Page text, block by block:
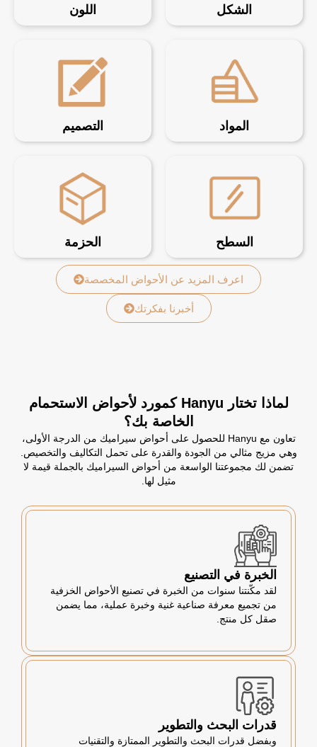
الشكل اللون
المواد التصميم
السطح الحزمة
اعرف المزيد عن الأحواض المخصصة
أخبرنا بفكرتك
لماذا تختار Hanyu كمورد لأحواض الاستحمام
الخاصة بك؟
تعاون مع Hanyu للحصول على أحواض سيراميك من الدرجة الأولى،
وهي مزيج مثالي من الجودة والقدرة على تحمل التكاليف والتخصيص.
تضمن لك مجموعتنا الواسعة من أحواض السيراميك بالجملة قيمة لا
مثيل لها.
الخبرة في التصنيع
لقد مكّنتنا سنوات من الخبرة في تصنيع الأحواض الخزفية
من تجميع معرفة صناعية غنية وخبرة عملية، مما يضمن
صقل كل منتج.
قدرات البحث والتطوير
وبفضل قدرات البحث والتطوير الممتازة والتقنيات